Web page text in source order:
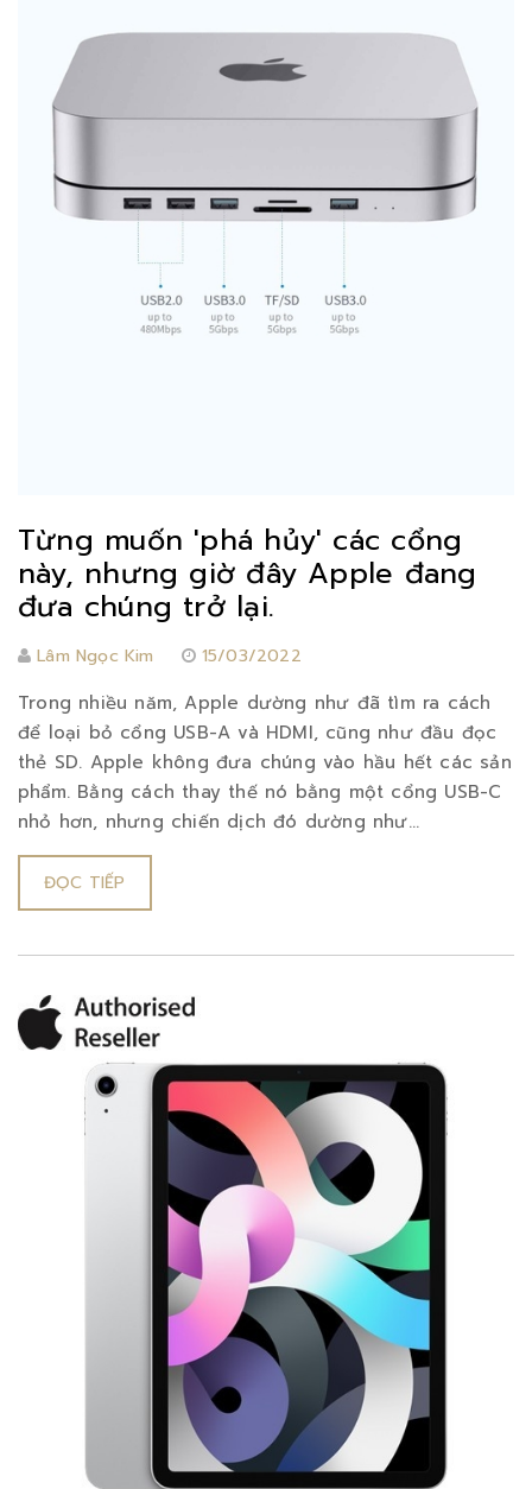
Từng muốn 'phá hủy' các cổng
này, nhưng giờ đây Apple đang
đưa chúng trở lại.
Lâm Ngọc Kim 15/03/2022
Trong nhiều năm, Apple dường như đã tìm ra cách
để loại bỏ cổng USB-A và HDMI, cũng như đầu đọc
thẻ SD. Apple không đưa chúng vào hầu hết các sản
phẩm. Bằng cách thay thế nó bằng một cổng USB-C
nhỏ hơn, nhưng chiến dịch đó dường như...
ĐỌC TIẾP